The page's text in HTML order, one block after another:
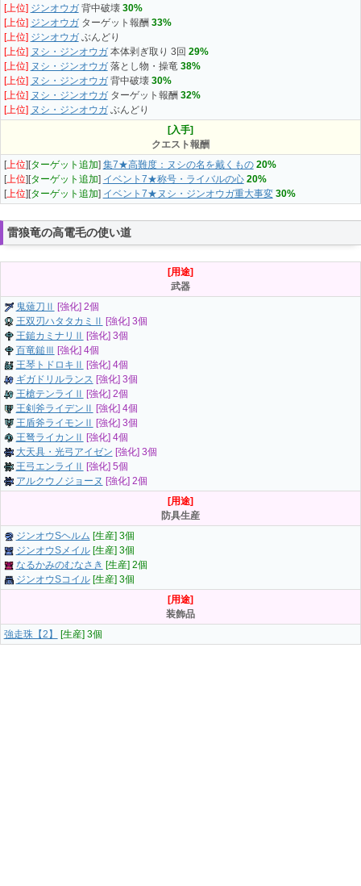
[上位] ジンオウガ背中破壊 30%
[上位] ジンオウガターゲット報酬 33%
[上位] ジンオウガぶんどり
[上位] ヌシ・ジンオウガ本体剥ぎ取り 3回 29%
[上位] ヌシ・ジンオウガ落とし物・操竜 38%
[上位] ヌシ・ジンオウガ背中破壊 30%
[上位] ヌシ・ジンオウガターゲット報酬 32%
[上位] ヌシ・ジンオウガぶんどり
[入手]
クエスト報酬
[上位][ターゲット追加] 集7★高難度：ヌシの名を戴くもの 20%
[上位][ターゲット追加] イベント7★称号・ライバルの心 20%
[上位][ターゲット追加] イベント7★ヌシ・ジンオウガ重大事変 30%
雷狼竜の高電毛の使い道
[用途]
武器
鬼薙刀Ⅱ
[強化] 2個
王双刃ハタタカミⅡ
[強化] 3個
王鎚カミナリⅡ
[強化] 3個
百竜鎚Ⅲ [強化] 4個
王琴トドロキⅡ
[強化] 4個
ギガドリルランス [強化] 3個
王槍テンライⅡ
[強化] 2個
王剣斧ライデンⅡ
[強化] 4個
王盾斧ライモンⅡ
[強化] 3個
王弩ライカンⅡ
[強化] 4個
大天具・光弓アイゼン [強化] 3個
王弓エンライⅡ
[強化] 5個
アルクウノジョーヌ [強化] 2個
[用途]
防具生産
ジンオウSヘルム [生産] 3個
ジンオウSメイル [生産] 3個
なるかみのむなさき [生産] 2個
ジンオウSコイル [生産] 3個
[用途]
装飾品
強走珠【2】
[生産] 3個